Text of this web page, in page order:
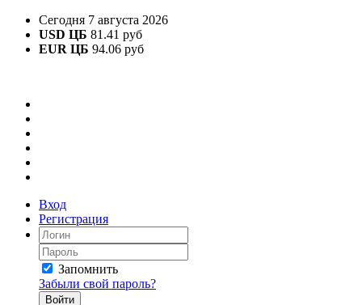
Сегодня 7 августа 2026
USD ЦБ 81.41 руб
EUR ЦБ 94.06 руб
Вход
Регистрация
Запомнить
Забыли свой пароль?